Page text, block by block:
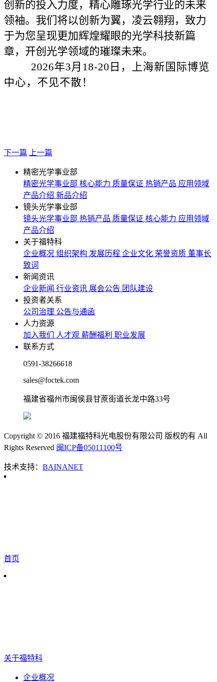
创新的投入力度，精心雕琢光学行业的未来
领袖。我们将以创新为翼，凌云翱翔，致力
于为您呈现更加辉煌耀眼的光学科技新篇
章，开创光学领域的璀璨未来。
2026年3月18-20日，上海新国际博览
中心，不见不散！
下一篇 上一篇
精密光学事业部
精密光学事业部 核心能力 质量保证 热销产品 应用领域
产品介绍 新品介绍
镜头光学事业部
镜头光学事业部 热销产品 质量保证 核心能力 应用领域
产品介绍
关于福特科
企业概况 组织架构 发展历程 企业文化 荣誉资质 董事长
致词
新闻资讯
企业新闻 行业资讯 展会公告 团队建设
投资者关系
公司治理 公告与通函
人力资源
加入我们
人才观 薪酬福利 职业发展
联系方式
0591-38266618
sales@foctek.com
福建省福州市闽侯县甘蔗街道长龙中路33号
Copyright © 2016 福建福特科光电股份有限公司 版权的有 All
Rights Reserved 闽ICP备05011100号
技术支持： BAINANET
首页
关于福特科
企业概况